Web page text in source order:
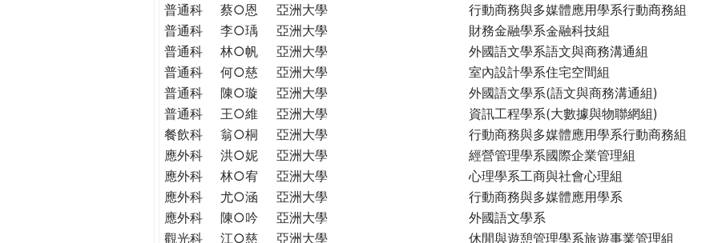
普通科
蔡○恩 亞洲大學
行動商務與多媒體應用學系行動商務組
普通科
李○瑀 亞洲大學
財務金融學系金融科技組
普通科
林○帆 亞洲大學
外國語文學系語文與商務溝通組
普通科
何○慈 亞洲大學
室內設計學系住宅空間組
普通科
陳○璇 亞洲大學
外國語文學系(語文與商務溝通組)
普通科
王○維 亞洲大學
資訊工程學系(大數據與物聯網組)
餐飲科
翁○桐 亞洲大學
行動商務與多媒體應用學系行動商務組
應外科
洪○妮 亞洲大學
經營管理學系國際企業管理組
應外科
林○宥 亞洲大學
心理學系工商與社會心理組
應外科
尤○涵 亞洲大學
行動商務與多媒體應用學系
應外科
陳○吟 亞洲大學
外國語文學系
觀光科
江○慈 亞洲大學 休閒與遊憩管理學系旅遊事業管理組